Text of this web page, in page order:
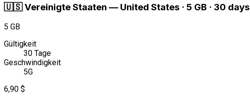
🇺🇸Vereinigte Staaten — United States · 5 GB · 30 days
5 GB
Gültigkeit
30 Tage
Geschwindigkeit
5G
6,90 $